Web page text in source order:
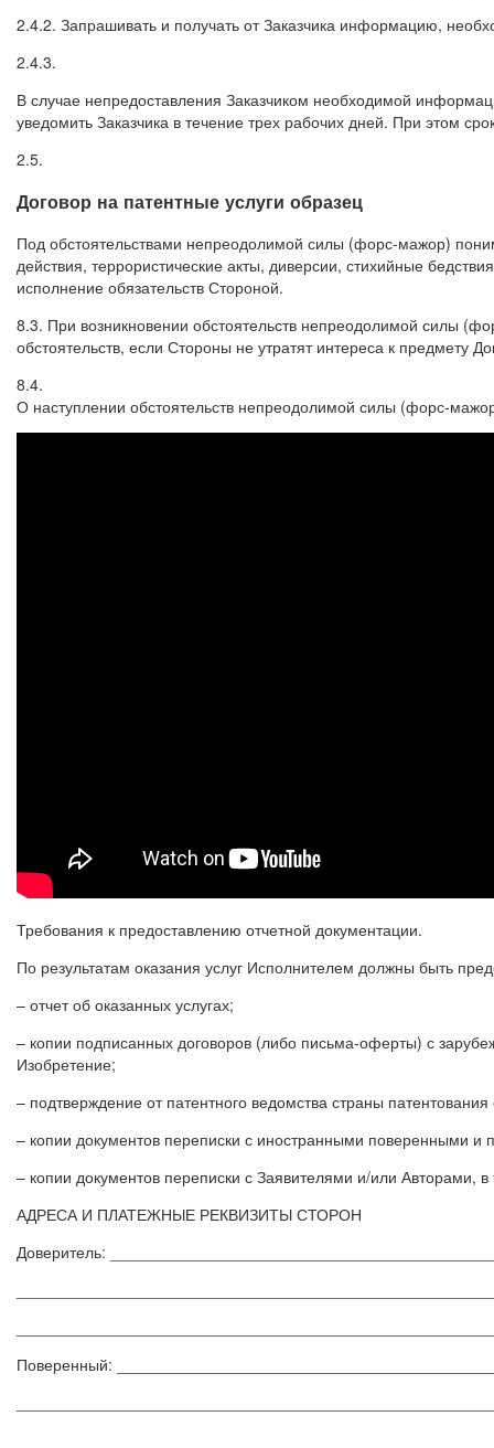
2.4.2. Запрашивать и получать от Заказчика информацию,
2.4.3.
В случае непредоставления Заказчиком необходимой
уведомить Заказчика в течение трех рабочих дней. При этом
2.5.
Договор на патентные услуги образец
Под обстоятельствами непреодолимой силы (форс-мажор)
действия, террористические акты, диверсии, стихийные
исполнение обязательств Стороной.
8.3. При возникновении обстоятельств непреодолимой силы
обстоятельств, если Стороны не утратят интереса к предмету
8.4.
О наступлении обстоятельств непреодолимой силы (форс-
Требования к предоставлению отчетной документации.
По результатам оказания услуг Исполнителем должны быть
– отчет об оказанных услугах;
– копии подписанных договоров (либо письма-оферты) с
Изобретение;
– подтверждение от патентного ведомства страны
– копии документов переписки с иностранными поверенными и
– копии документов переписки с Заявителями и/или Авторами, в
АДРЕСА И ПЛАТЕЖНЫЕ РЕКВИЗИТЫ СТОРОН
Доверитель:
Поверенный: